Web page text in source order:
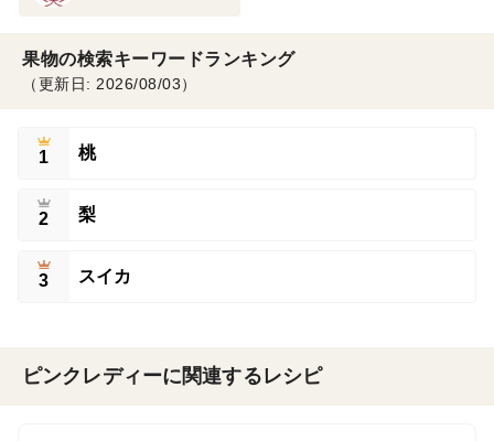
果物の検索キーワードランキング
（更新日: 2026/08/03）
1 桃
2 梨
3 スイカ
ピンクレディーに関連するレシピ